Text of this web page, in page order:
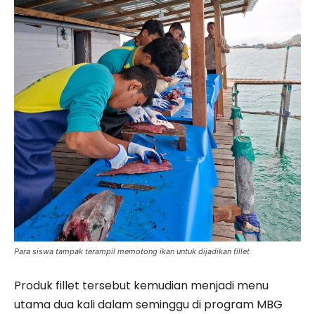
Para siswa tampak terampil memotong ikan untuk dijadikan fillet
Produk fillet tersebut kemudian menjadi menu
utama dua kali dalam seminggu di program MBG